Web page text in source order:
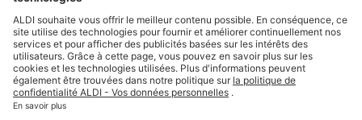
Suivez ALDI Belgique